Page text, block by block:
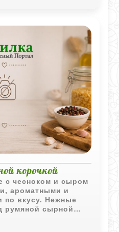
корочкой
с чесноком и сыром
ароматными и
по вкусу. Нежные
румяной сырной
как горячая
к овощному